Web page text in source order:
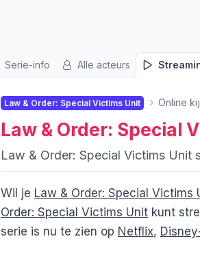
Serie-info Alle acteurs
Law & Order: Special Victims Unit Online
Law & Order: Special
Law & Order: Special Victims Unit
Wil je Law & Order: Special Victims
Order: Special Victims Unit kunt
serie is nu te zien op Netflix,